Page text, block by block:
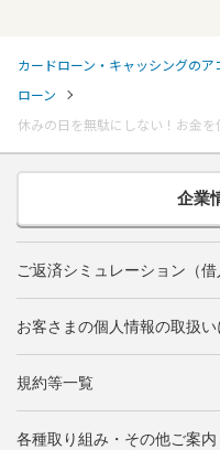
カードローン・キャッシングのア
ローン
休みの日を無駄にしない！お金
企業
ご返済シミュレーション（借
お客さまの個人情報の取扱い
規約等一覧
各種取り組み・その他ご案内